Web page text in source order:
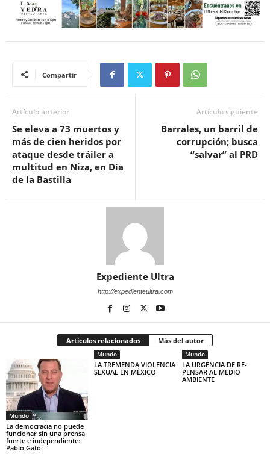
Compartir
Artículo anterior
Se eleva a 73 muertos y
más de cien heridos por
ataque desde tráiler a
multitud en Niza, en Día
de la Bastilla
Artículo siguiente
Barrales, un barril de
corrupción; busca
“salvar” al PRD
Expediente Ultra
http://expedienteultra.com
Artículos relacionados Más del autor
Mundo
La democracia no puede
funcionar sin una prensa
fuerte e independiente:
Pablo Gato
Mundo
LA TREMENDA VIOLENCIA
SEXUAL EN MÉXICO
Mundo
LA URGENCIA DE RE-
PENSAR AL MEDIO
AMBIENTE